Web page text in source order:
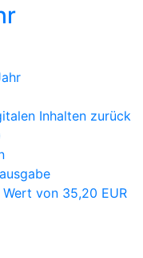
Inhalten zurück
von 35,20 EUR